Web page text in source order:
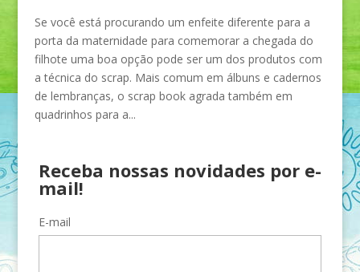
Se você está procurando um enfeite diferente para a
porta da maternidade para comemorar a chegada do
filhote uma boa opção pode ser um dos produtos com
a técnica do scrap. Mais comum em álbuns e cadernos
de lembranças, o scrap book agrada também em
quadrinhos para a...
Receba nossas novidades por e-
mail!
E-mail